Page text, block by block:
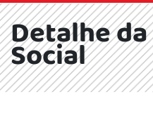
Detalhe
Social